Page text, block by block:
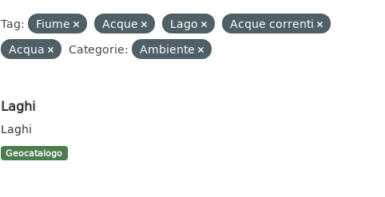
Tag: Fiume Acque Lago
Acque correnti
Acqua
Categorie: Ambiente
Laghi
Laghi
Geocatalogo